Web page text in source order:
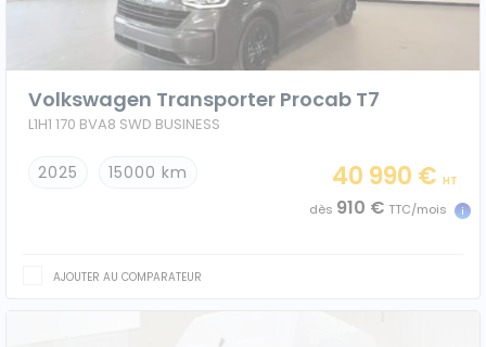
Volkswagen Transporter Procab T7
L1H1 170 BVA8 SWD BUSINESS
2025 15000 km 40 990 € HT
dès 910 € TTC/mois
AJOUTER AU COMPARATEUR